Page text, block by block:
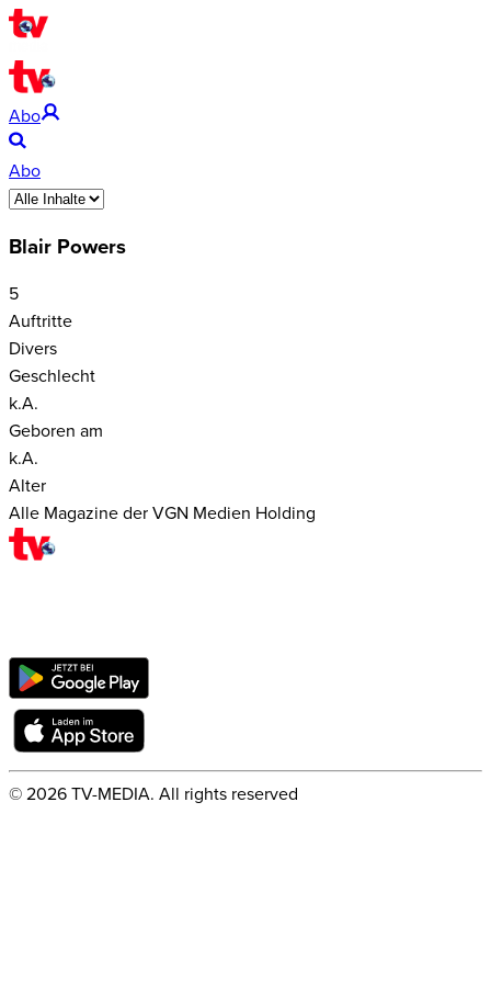
Abo
Abo
Blair Powers
5
Auftritte
Divers
Geschlecht
k.A.
Geboren am
k.A.
Alter
Alle Magazine der VGN Medien Holding
© 2026 TV-MEDIA. All rights reserved